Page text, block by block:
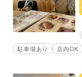
駐車場あり 店内OK